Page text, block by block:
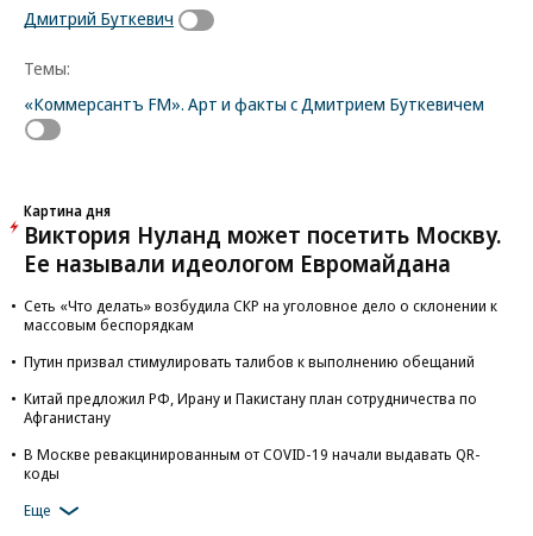
Дмитрий Буткевич
Темы:
«Коммерсантъ FM». Арт и факты с Дмитрием Буткевичем
Картина дня
Виктория Нуланд может посетить Москву.
Ее называли идеологом Евромайдана
Сеть «Что делать» возбудила СКР на уголовное дело о склонении к
массовым беспорядкам
Путин призвал стимулировать талибов к выполнению обещаний
Китай предложил РФ, Ирану и Пакистану план сотрудничества по
Афганистану
В Москве ревакцинированным от COVID-19 начали выдавать QR-
коды
Еще